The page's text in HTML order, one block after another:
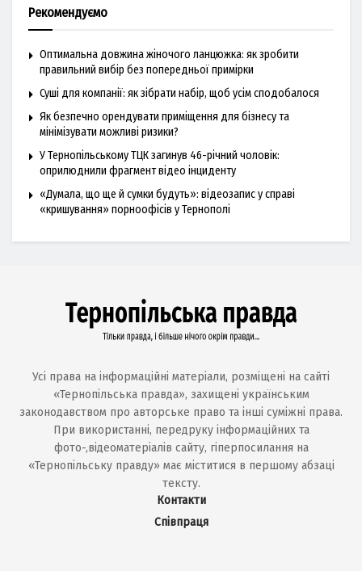
Рекомендуємо
Оптимальна довжина жіночого ланцюжка: як зробити
правильний вибір без попередньої примірки
Суші для компанії: як зібрати набір, щоб усім сподобалося
Як безпечно орендувати приміщення для бізнесу та
мінімізувати можливі ризики?
У Тернопільському ТЦК загинув 46-річний чоловік:
оприлюднили фрагмент відео інциденту
«Думала, що ще й сумки будуть»: відеозапис у справі
«кришування» порноофісів у Тернополі
Усі права на інформаційні матеріали, розміщені на сайті
«Тернопільська правда», захищені українським
законодавством про авторське право та інші суміжні права.
При використанні, передруку інформаційних та
фото-,відеоматеріалів сайту, гіперпосилання на
«Тернопільську правду» має міститися в першому абзаці
тексту.
Контакти
Співпраця